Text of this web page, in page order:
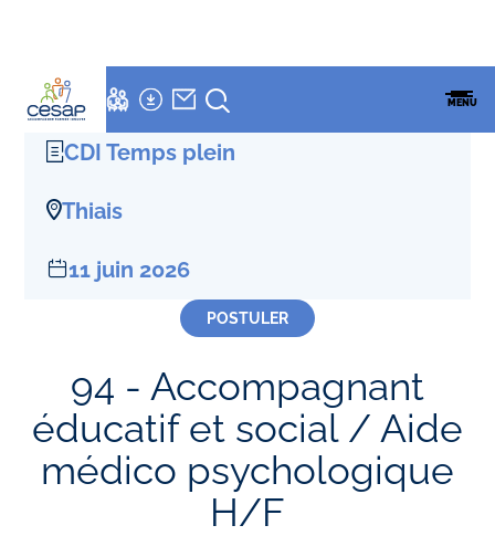
ESPACES
FAMILLESENSEMBLE
CESAPFORMATION
MENU
Accueil
médico psychologique H/F
CDI Temps plein
Thiais
11 juin 2026
POSTULER
94 - Accompagnant
éducatif et social / Aide
médico psychologique
H/F